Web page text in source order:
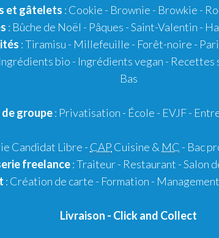
et gâtelets : Cookie - Brownie - Browkie -
: Bûche de Noël - Pâques -Saint-Valentin -
:Tiramisu - Millefeuille - Forêt-noire -
Ingrédients bio - Ingrédients vegan - Recettes
Bas
groupe: Privatisation - École - EVJF-
Candidat Libre - CAP Cuisine & MC - Bac
freelance:Traiteur- Restaurant -Salon
: Création de carte - Formation - Management
Livraison - Click and Collect